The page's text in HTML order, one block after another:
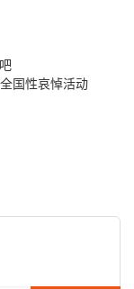
国性哀悼活动